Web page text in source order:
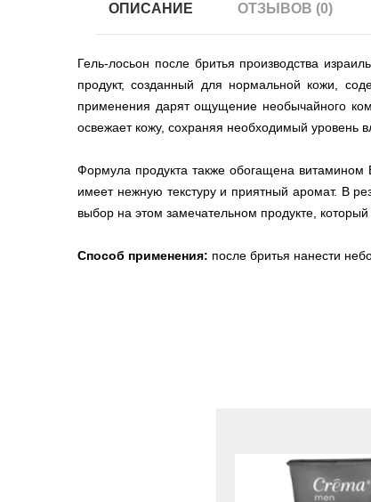
ОПИСАНИЕ ОТЗЫВОВ (0)
Гель-лосьон после бритья производства
продукт, созданный для нормальной кожи,
применения дарят ощущение необычайного
освежает кожу, сохраняя необходимый уровень
Формула продукта также обогащена
имеет нежную текстуру и приятный аромат. В
выбор на этом замечательном продукте,
Способ применения: после бритья нанести